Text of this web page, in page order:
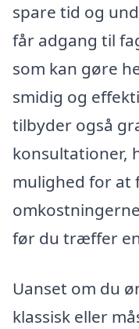
spare tid og
får adgang til
som kan gøre
smidig og
tilbyder også
konsultationer,
mulighed for at
før du træffer
Uanset om du
klassisk eller